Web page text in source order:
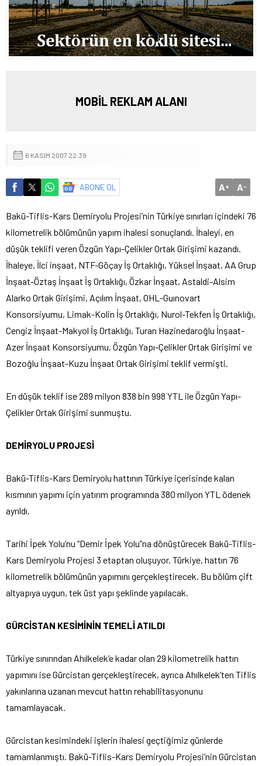
MOBİL REKLAM ALANI
6 KASIM 2007 22:39
ABONE OL A+ A-
Bakü-Tiflis-Kars Demiryolu Projesi’nin Türkiye sınırları içindeki 76
kilometrelik bölümünün yapım ihalesi sonuçlandı. İhaleyi, en
düşük teklifi veren Özgün Yapı-Çelikler Ortak Girişimi kazandı.
İhaleye, İlci inşaat, NTF-Göçay İş Ortaklığı, Yüksel İnşaat, AA Grup
İnşaat-Öztaş İnşaat İş Ortaklığı, Özkar İnşaat, Astaldi-Alsim
Alarko Ortak Girişimi, Açılım İnşaat, OHL-Guınovart
Konsorsiyumu, Limak-Kolin İş Ortaklığı, Nurol-Tekfen İş Ortaklığı,
Cengiz İnşaat-Makyol İş Ortaklığı, Turan Hazinedaroğlu İnşaat-
Azer İnşaat Konsorsiyumu, Özgün Yapı-Çelikler Ortak Girişimi ve
Bozoğlu İnşaat-Kuzu İnşaat Ortak Girişimi teklif vermişti.
En düşük teklif ise 289 milyon 838 bin 998 YTL ile Özgün Yapı-
Çelikler Ortak Girişimi sunmuştu.
DEMİRYOLU PROJESİ
Bakü-Tiflis-Kars Demiryolu hattının Türkiye içerisinde kalan
kısmının yapımı için yatırım programında 380 milyon YTL ödenek
ayrıldı.
Tarihi İpek Yolu’nu “Demir İpek Yolu”na dönüştürecek Bakü-Tiflis-
Kars Demiryolu Projesi 3 etaptan oluşuyor. Türkiye, hattın 76
kilometrelik bölümünün yapımını gerçekleştirecek. Bu bölüm çift
altyapıya uygun, tek üst yapı şeklinde yapılacak.
GÜRCİSTAN KESİMİNİN TEMELİ ATILDI
Türkiye sınırından Ahılkelek’e kadar olan 29 kilometrelik hattın
yapımını ise Gürcistan gerçekleştirecek, ayrıca Ahılkelek’ten Tiflis
yakınlarına uzanan mevcut hattın rehabilitasyonunu
tamamlayacak.
Gürcistan kesimindeki işlerin ihalesi geçtiğimiz günlerde
tamamlanmıştı. Bakü-Tiflis-Kars Demiryolu Projesi’nin Gürcistan